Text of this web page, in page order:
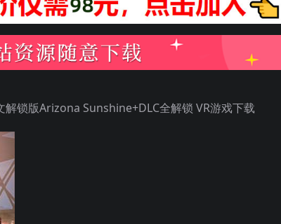
锁版Arizona Sunshine+DLC全解锁 VR游戏下载